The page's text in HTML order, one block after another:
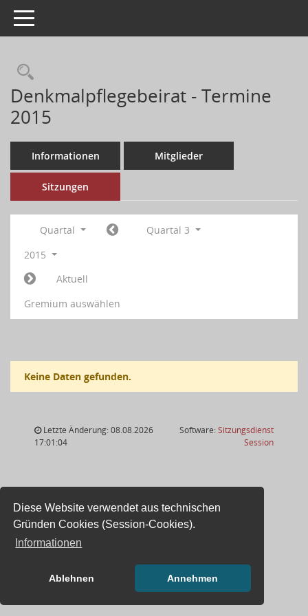
Diese Website verwendet aus technischen
Gründen Cookies (Session-Cookies).
Informationen
Ablehnen Annehmen
Toggle navigation
Denkmalpflegebeirat - Termine
2015
Informationen Mitglieder
Sitzungen
Quartal
Quartal 3
2015
Aktuell
Gremium auswählen
Keine Daten gefunden.
Letzte Änderung: 08.08.2026
17:01:04
Software:Sitzungsdienst
Session(Wird in